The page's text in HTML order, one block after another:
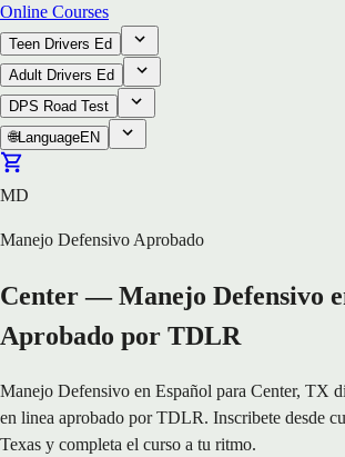
Online Courses
Teen Drivers Ed
Adult Drivers Ed
DPS Road Test
🌐LanguageEN
MD
Manejo Defensivo Aprobado
Center — Manejo Defensivo
Aprobado por TDLR
Manejo Defensivo en Español para Center, TX
en linea aprobado por TDLR. Inscribete desde
Texas y completa el curso a tu ritmo.